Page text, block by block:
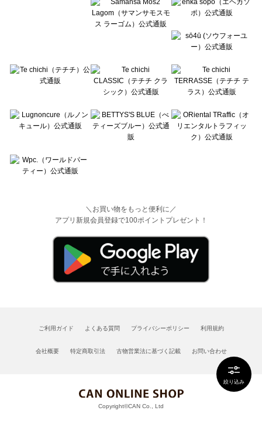
絞り込み
＼お買い物をもっと便利に／
アプリ新規会員登録で100ポイントプレゼント！
ご利用ガイド よくある質問 プライバシーポリシー 利用規約
会社概要 特定商取引法 古物営業法に基づく記載 お問い合わせ
Copyright©CAN Co., Ltd